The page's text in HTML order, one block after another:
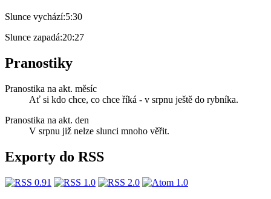
Slunce vychází:5:30
Slunce zapadá:20:27
Pranostiky
Pranostika na akt. měsíc
Ať si kdo chce, co chce říká - v srpnu ještě do rybníka.
Pranostika na akt. den
V srpnu již nelze slunci mnoho věřit.
Exporty do RSS